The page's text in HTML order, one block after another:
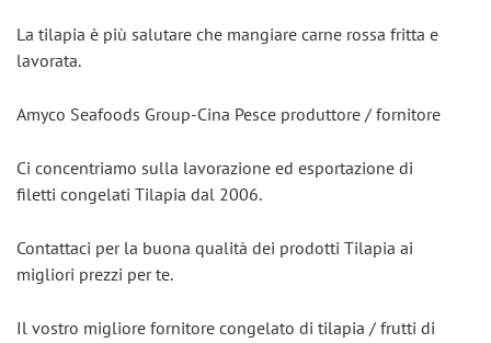
La tilapia è più salutare che mangiare carne rossa fritta e
lavorata.
Amyco Seafoods Group-Cina Pesce produttore / fornitore
Ci concentriamo sulla lavorazione ed esportazione di
filetti congelati Tilapia dal 2006.
Contattaci per la buona qualità dei prodotti Tilapia ai
migliori prezzi per te.
Il vostro migliore fornitore congelato di tilapia / frutti di